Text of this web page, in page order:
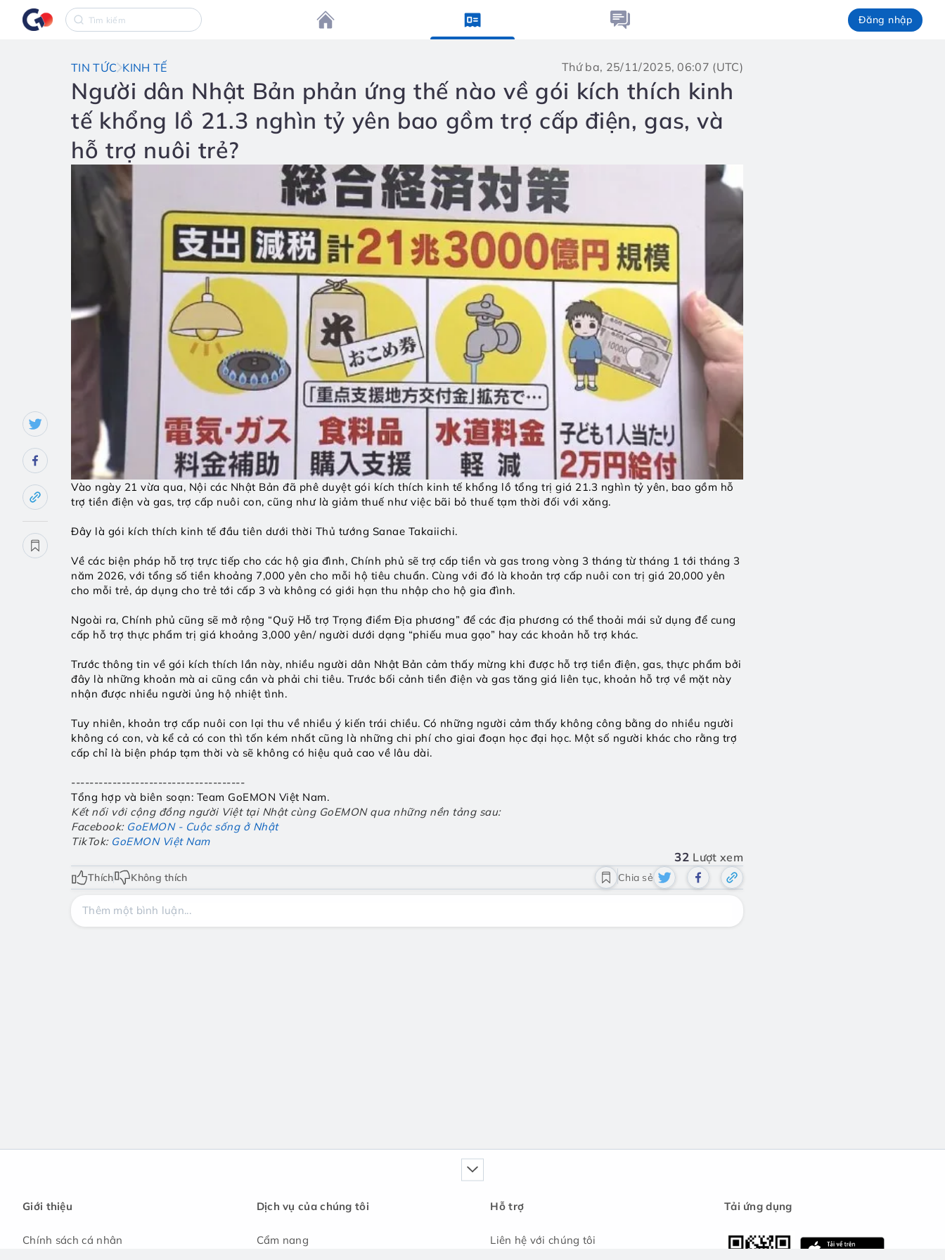
Đăng nhập
TIN TỨC KINH TẾ thứ ba, 25/11/2025, 06:07 (UTC)
Người dân Nhật Bản phản ứng thế nào về gói kích thích kinh
tế khổng lồ 21.3 nghìn tỷ yên bao gồm trợ cấp điện, gas, và
hỗ trợ nuôi trẻ?
Vào ngày 21 vừa qua, Nội các Nhật Bản đã phê duyệt gói kích thích kinh tế khổng lồ tổng trị giá 21.3 nghìn tỷ yên, bao gồm hỗ
trợ tiền điện và gas, trợ cấp nuôi con, cũng như là giảm thuế như việc bãi bỏ thuế tạm thời đối với xăng.
Đây là gói kích thích kinh tế đầu tiên dưới thời Thủ tướng Sanae Takaiichi.
Về các biện pháp hỗ trợ trực tiếp cho các hộ gia đình, Chính phủ sẽ trợ cấp tiền và gas trong vòng 3 tháng từ tháng 1 tới tháng 3
năm 2026, với tổng số tiền khoảng 7,000 yên cho mỗi hộ tiêu chuẩn. Cùng với đó là khoản trợ cấp nuôi con trị giá 20,000 yên
cho mỗi trẻ, áp dụng cho trẻ tới cấp 3 và không có giới hạn thu nhập cho hộ gia đình.
Ngoài ra, Chính phủ cũng sẽ mở rộng “Quỹ Hỗ trợ Trọng điểm Địa phương” để các địa phương có thể thoải mái sử dụng để cung
cấp hỗ trợ thực phẩm trị giá khoảng 3,000 yên/ người dưới dạng “phiếu mua gạo” hay các khoản hỗ trợ khác.
Trước thông tin về gói kích thích lần này, nhiều người dân Nhật Bản cảm thấy mừng khi được hỗ trợ tiền điện, gas, thực phẩm bởi
đây là những khoản mà ai cũng cần và phải chi tiêu. Trước bối cảnh tiền điện và gas tăng giá liên tục, khoản hỗ trợ về mặt này
nhận được nhiều người ủng hộ nhiệt tình.
Tuy nhiên, khoản trợ cấp nuôi con lại thu về nhiều ý kiến trái chiều. Có những người cảm thấy không công bằng do nhiều người
không có con, và kể cả có con thì tốn kém nhất cũng là những chi phí cho giai đoạn học đại học. Một số người khác cho rằng trợ
cấp chỉ là biện pháp tạm thời và sẽ không có hiệu quả cao về lâu dài.
--------------------------------------
Tổng hợp và biên soạn: Team GoEMON Việt Nam.
Kết nối với cộng đồng người Việt tại Nhật cùng GoEMON qua những nền tảng sau:
Facebook: GoEMON - Cuộc sống ở Nhật
TikTok: GoEMON Việt Nam
32 Lượt xem
Thích Không thích Chia sẻ
Giới thiệu
Chính sách cá nhân
Dịch vụ của chúng tôi
Cẩm nang
Hỗ trợ
Liên hệ với chúng tôi
Tải ứng dụng